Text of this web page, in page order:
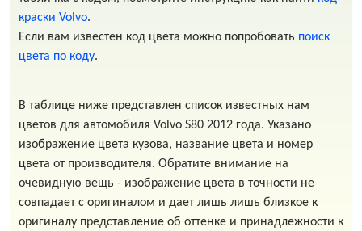
краски Volvo.
Если вам известен код цвета можно попробовать поиск
цвета по коду.
В таблице ниже представлен список известных нам
цветов для автомобиля Volvo S80 2012 года. Указано
изображение цвета кузова, название цвета и номер
цвета от производителя. Обратите внимание на
очевидную вещь - изображение цвета в точности не
совпадает с оригиналом и дает лишь лишь близкое к
оригиналу представление об оттенке и принадлежности к